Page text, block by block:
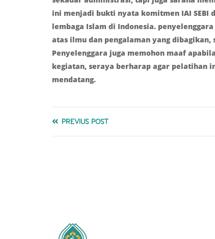
ini menjadi bukti nyata komitmen IAI SEBI
lembaga Islam di Indonesia.
atas ilmu dan pengalaman yang
Penyelenggara juga memohon maaf
kegiatan, seraya berharap agar pelatihan
mendatang.
PREVIUS POST